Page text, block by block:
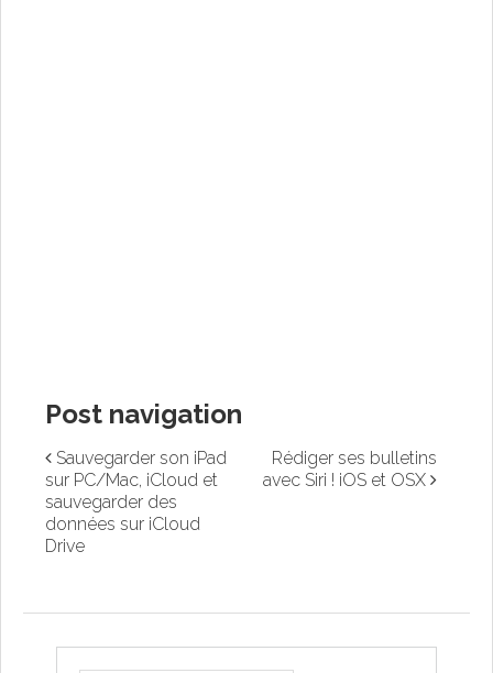
Post navigation
Sauvegarder son iPad
sur PC/Mac, iCloud et
sauvegarder des
données sur iCloud
Drive
Rédiger ses bulletins
avec Siri ! iOS et OSX